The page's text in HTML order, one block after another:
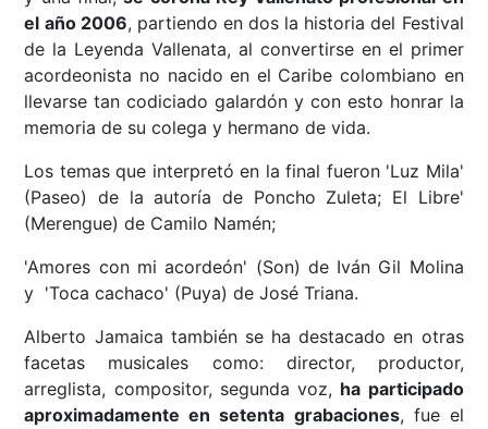
el año 2006, partiendo en dos la historia del Festival
de la Leyenda Vallenata, al convertirse en el primer
acordeonista no nacido en el Caribe colombiano en
llevarse tan codiciado galardón y con esto honrar la
memoria de su colega y hermano de vida.
Los temas que interpretó en la final fueron 'Luz Mila'
(Paseo) de la autoría de Poncho Zuleta; El Libre'
(Merengue) de Camilo Namén;
'Amores con mi acordeón' (Son) de Iván Gil Molina
y 'Toca cachaco' (Puya) de José Triana.
Alberto Jamaica también se ha destacado en otras
facetas musicales como: director, productor,
arreglista, compositor, segunda voz, ha participado
aproximadamente en setenta grabaciones, fue el